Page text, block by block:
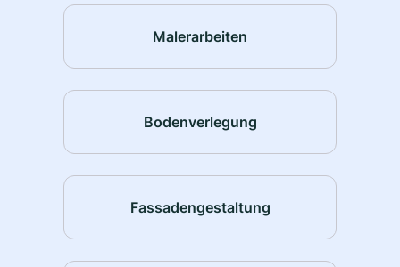
Malerarbeiten
Bodenverlegung
Fassadengestaltung